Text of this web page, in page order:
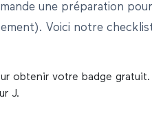
une préparation
Voici notre
obtenir votre badge
J.